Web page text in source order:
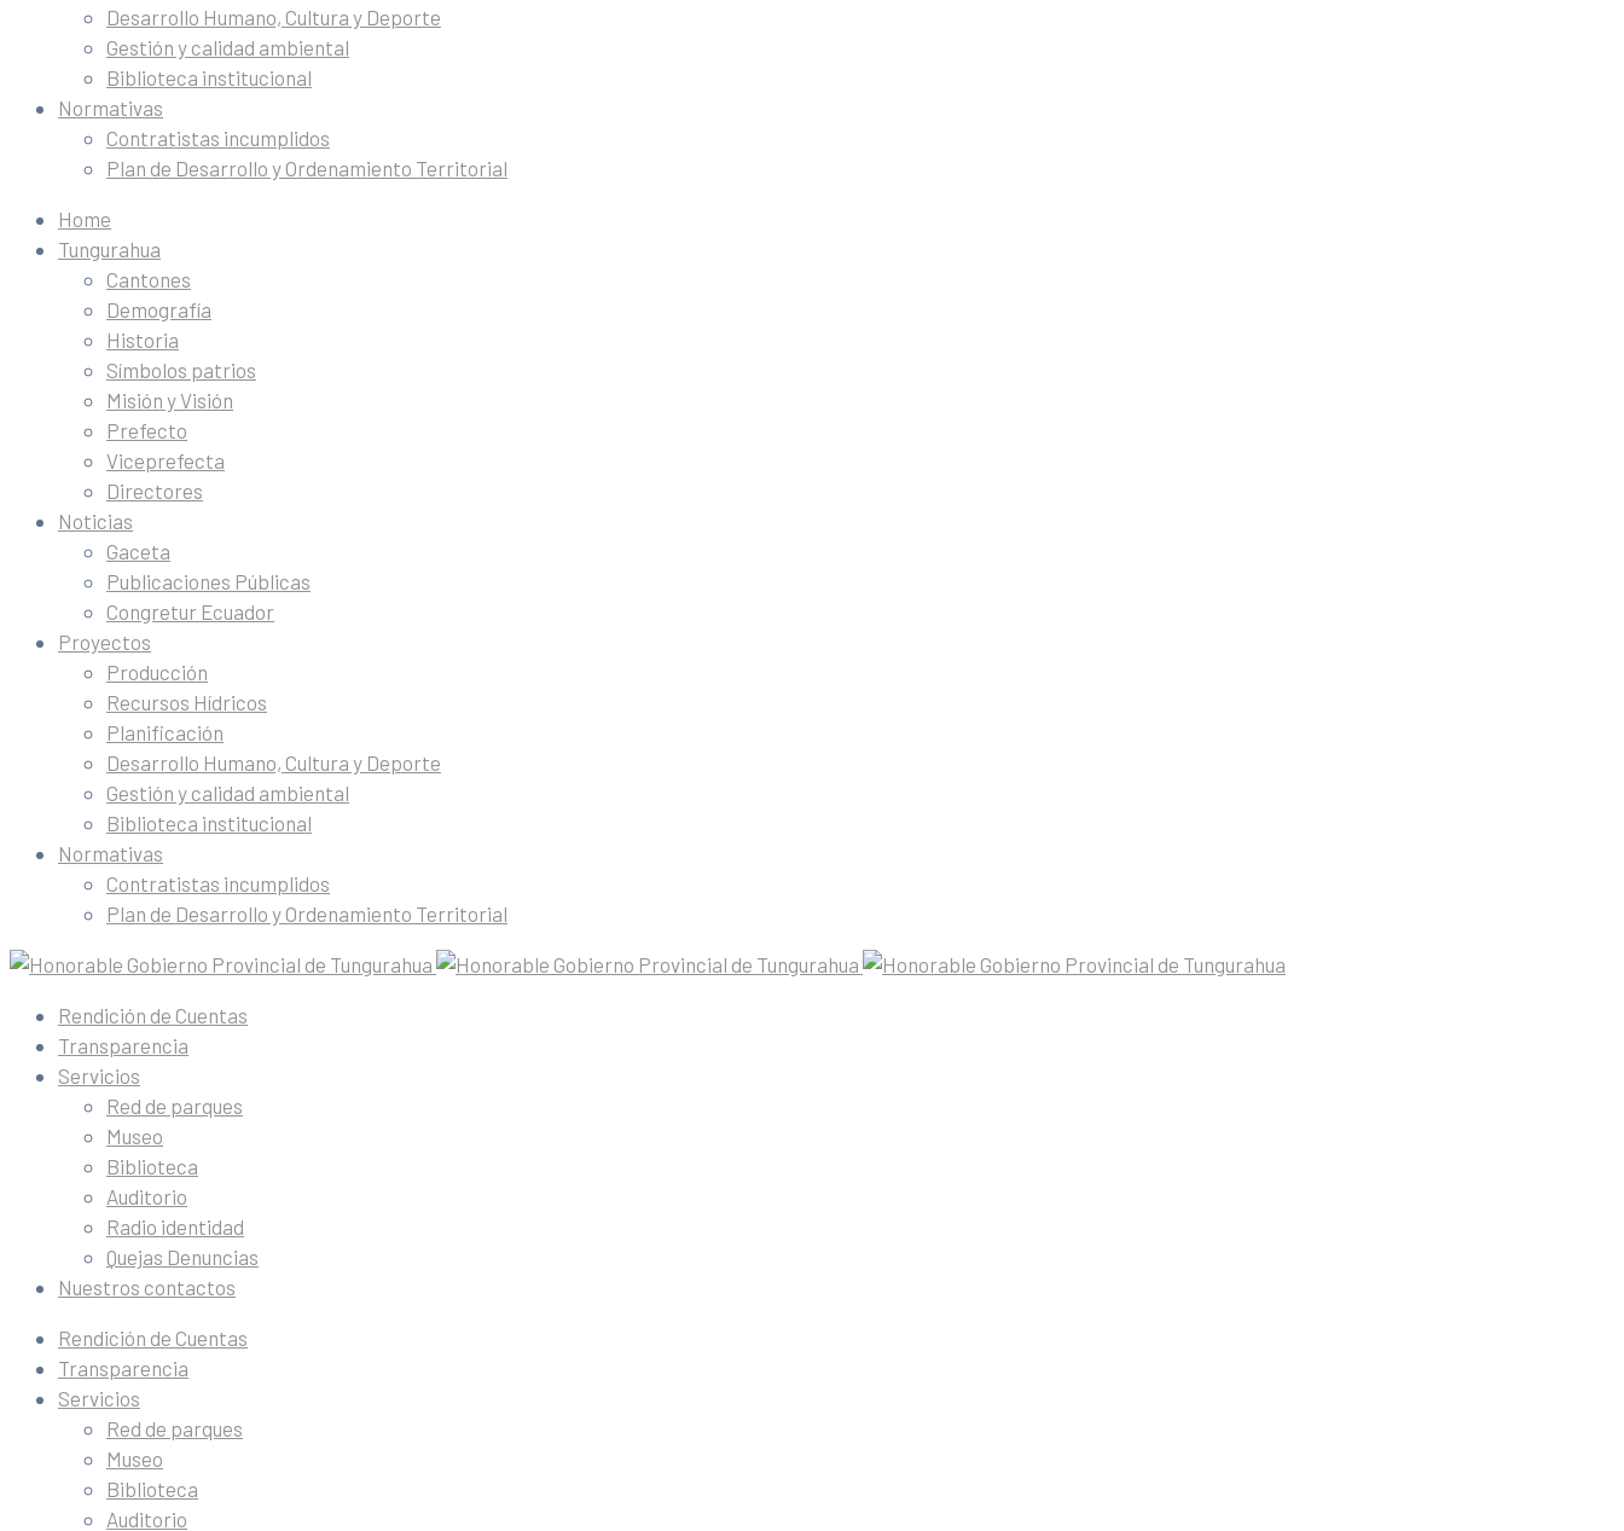
Desarrollo Humano, Cultura y Deporte
Gestión y calidad ambiental
Biblioteca institucional
Normativas
Contratistas incumplidos
Plan de Desarrollo y Ordenamiento Territorial
Home
Tungurahua
Cantones
Demografía
Historia
Símbolos patrios
Misión y Visión
Prefecto
Viceprefecta
Directores
Noticias
Gaceta
Publicaciones Públicas
Congretur Ecuador
Proyectos
Producción
Recursos Hídricos
Planificación
Desarrollo Humano, Cultura y Deporte
Gestión y calidad ambiental
Biblioteca institucional
Normativas
Contratistas incumplidos
Plan de Desarrollo y Ordenamiento Territorial
Rendición de Cuentas
Transparencia
Servicios
Red de parques
Museo
Biblioteca
Auditorio
Radio identidad
Quejas Denuncias
Nuestros contactos
Rendición de Cuentas
Transparencia
Servicios
Red de parques
Museo
Biblioteca
Auditorio